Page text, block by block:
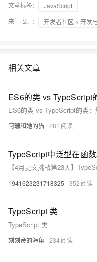
文章标签：
JavaScript
来 源：
开发者社区 > 开发
相关文章
ES6的类 vs TypeScript的类
阿珊和她的猫 281
TypeScript中泛型在函
1941623231718325 352
TypeScript 类
TypeScript 类
刻刻帝的海角 234